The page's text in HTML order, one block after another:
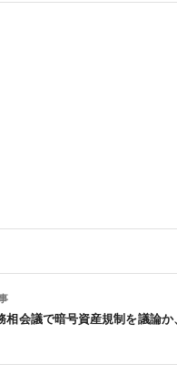
相会議で暗号資産規制を議論